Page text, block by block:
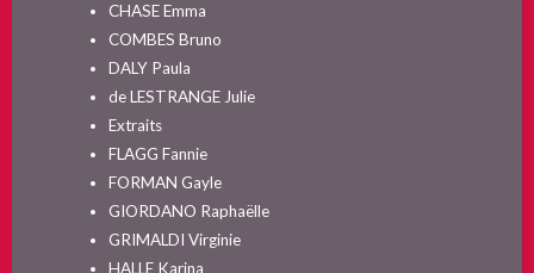
CHASE Emma
COMBES Bruno
DALY Paula
de LESTRANGE Julie
Extraits
FLAGG Fannie
FORMAN Gayle
GIORDANO Raphaëlle
GRIMALDI Virginie
HALLE Karina